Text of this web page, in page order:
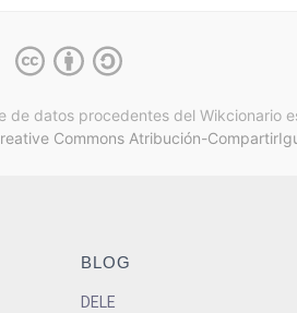
de datos procedentes del Wikcionario
Commons Atribución-
BLOG
DELE